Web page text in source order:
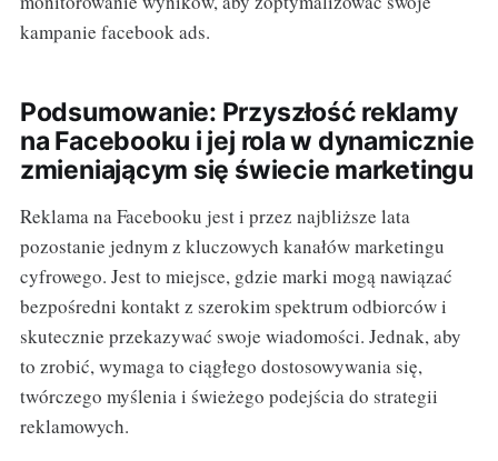
kampanie facebook ads.
Podsumowanie: Przyszłość reklamy
na Facebooku i jej rola w dynamicznie
zmieniającym się świecie marketingu
Reklama na Facebooku jest i przez najbliższe lata
pozostanie jednym z kluczowych kanałów marketingu
cyfrowego. Jest to miejsce, gdzie marki mogą nawiązać
bezpośredni kontakt z szerokim spektrum odbiorców i
skutecznie przekazywać swoje wiadomości. Jednak, aby
to zrobić, wymaga to ciągłego dostosowywania się,
twórczego myślenia i świeżego podejścia do strategii
reklamowych.